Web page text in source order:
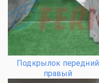
Подкрылок передний
правый